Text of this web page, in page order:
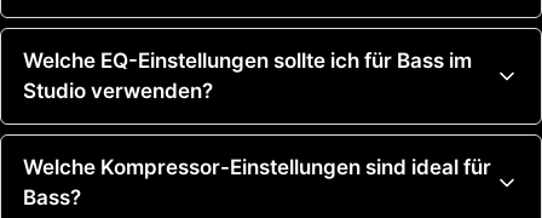
Bass Frequenztrennung ist das gezielte Aufteilen
und Anpassen der Frequenzbereiche von Bass-
Elementen, um Überschneidungen zu minimieren.
Sie ist wichtig, weil mehrere Instrumente wie
Kickdrum und Bass oft ähnliche Frequenzen
Welche EQ-Einstellungen sollte ich für Bass im
Studio verwenden?
Im Studio empfehlen sich folgende EQ-Startwerte:
Low-Cut bei ca. 40 Hz zur Rauschentfernung,
Welche Kompressor-Einstellungen sind ideal für
Bass?